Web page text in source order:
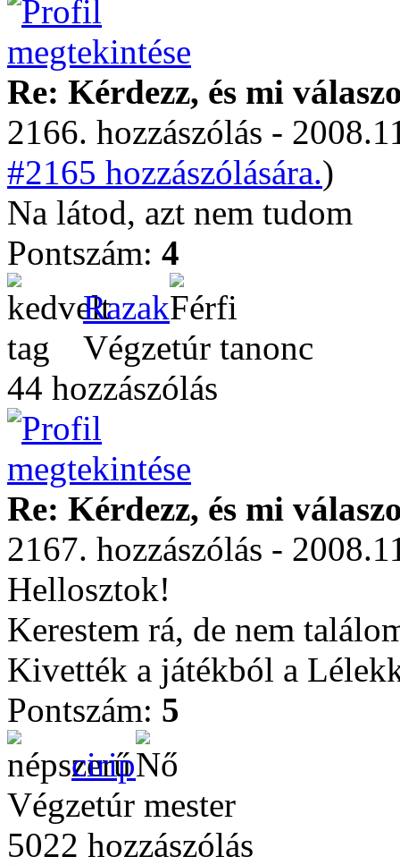
Re: Kérdezz, és mi
2166. hozzászólás -
#2165 hozzászólására.)
Na látod, azt nem tudom
Pontszám: 4
Razak
Végzetúr tanonc
44 hozzászólás
Re: Kérdezz, és mi
2167. hozzászólás -
Hellosztok!
Kerestem rá, de nem
Kivették a játékból a
Pontszám: 5
cirip
Végzetúr mester
5022 hozzászólás